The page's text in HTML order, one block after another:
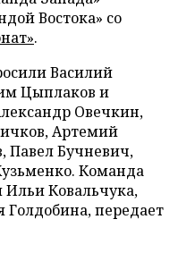
Востока» со
.
Василий
Цыплаков и
Овечкин,
Артемий
Павел Бучневич,
Команда
Ильи Ковальчука,
Голдобина, передает